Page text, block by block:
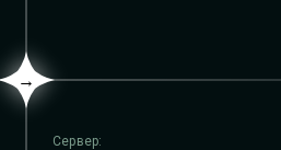
→
Сервер: